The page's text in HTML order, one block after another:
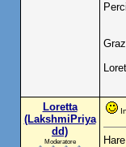
Loretta
(LakshmiPriya
dd)
Moderatore